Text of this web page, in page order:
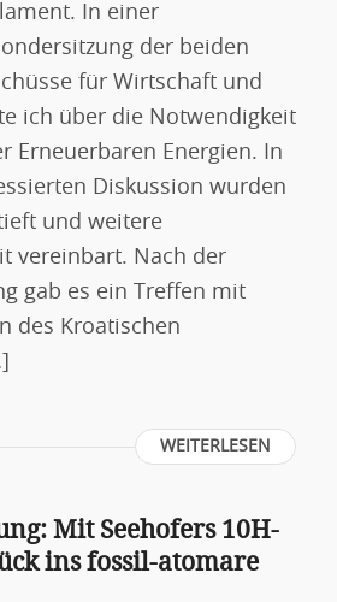
In einer
der beiden
für Wirtschaft und
ich über die Notwendigkeit
Erneuerbaren Energien. In
Diskussion wurden
und weitere
vereinbart. Nach der
gab es ein Treffen mit
des Kroatischen
WEITERLESEN
Mit Seehofers 10H-
ins fossil-atomare